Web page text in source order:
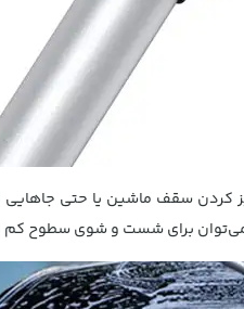
ممکن 60 سانتی متر بوده که برای تمیز کردن